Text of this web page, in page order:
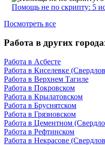
Помощь не по скрипту: 5
Посмотреть все
Работа в других
Работа в Асбесте
Работа в Киселевке
Работа в Верхнем Тагиле
Работа в Покровском
Работа в Крылатовском
Работа в Бруснятском
Работа в Грязновском
Работа в Цементном
Работа в Рефтинском
Работа в Некрасове